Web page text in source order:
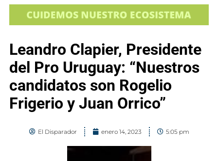
Leandro Clapier, Presidente
del Pro Uruguay: “Nuestros
candidatos son Rogelio
Frigerio y Juan Orrico”
El Disparador enero 14, 2023 5:05 pm